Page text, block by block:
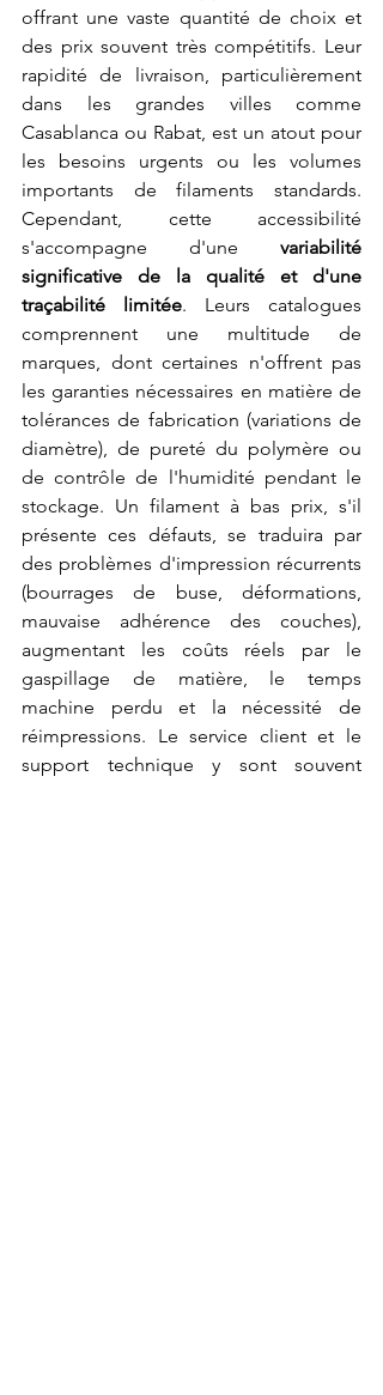
offrant une vaste quantité de choix et
des prix souvent très compétitifs. Leur
rapidité de livraison, particulièrement
dans les grandes villes comme
Casablanca ou Rabat, est un atout pour
les besoins urgents ou les volumes
importants de filaments standards.
Cependant, cette accessibilité
s'accompagne d'une variabilité
significative de la qualité et d'une
traçabilité limitée. Leurs catalogues
comprennent une multitude de
marques, dont certaines n'offrent pas
les garanties nécessaires en matière de
tolérances de fabrication (variations de
diamètre), de pureté du polymère ou
de contrôle de l'humidité pendant le
stockage. Un filament à bas prix, s'il
présente ces défauts, se traduira par
des problèmes d'impression récurrents
(bourrages de buse, déformations,
mauvaise adhérence des couches),
augmentant les coûts réels par le
gaspillage de matière, le temps
machine perdu et la nécessité de
réimpressions. Le service client et le
support technique y sont souvent